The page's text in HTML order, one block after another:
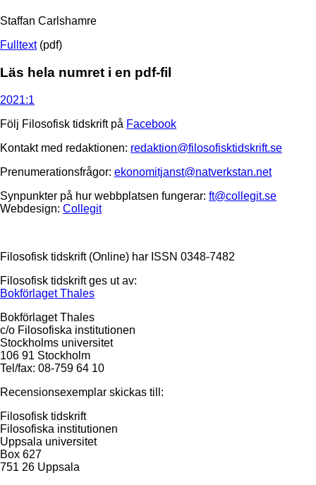
Staffan Carlshamre
Fulltext(pdf)
Läs hela numret i en pdf-fil
2021:1
Följ Filosofisk tidskrift på Facebook
Kontakt med redaktionen: redaktion@filosofisktidskrift.se
Prenumerationsfrågor: ekonomitjanst@natverkstan.net
Synpunkter på hur webbplatsen fungerar: ft@collegit.se
Webdesign: Collegit
Filosofisk tidskrift (Online) har ISSN 0348-7482
Filosofisk tidskrift ges ut av:
Bokförlaget Thales
Bokförlaget Thales
c/o Filosofiska institutionen
Stockholms universitet
106 91 Stockholm
Tel/fax: 08-759 64 10
Recensionsexemplar skickas till:
Filosofisk tidskrift
Filosofiska institutionen
Uppsala universitet
Box 627
751 26 Uppsala